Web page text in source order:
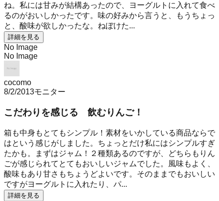
ね。私には甘みが結構あったので、ヨーグルトに入れて食べ
るのがおいしかったです。味の好みから言うと、もうちょっ
と、酸味が欲しかったな。ねぼけた...
詳細を見る
No Image
No Image
cocomo
8/2/2013モニター
こだわりを感じる 飲むりんご！
箱も中身もとてもシンプル！素材をいかしている商品ならで
はという感じがしました。ちょっとだけ私にはシンプルすぎ
たかも。まずはジャム！２種類あるのですが、どちらもりん
ごが感じられてとてもおいしいジャムでした。風味もよく、
酸味もあり甘さもちょうどよいです。そのままでもおいしい
ですがヨーグルトに入れたり、パ...
詳細を見る